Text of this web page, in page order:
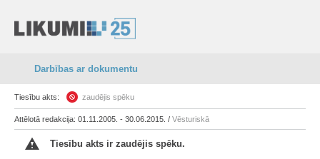
Darbības ar dokumentu
Tiesību akts: zaudējis spēku
Attēlotā redakcija: 01.11.2005. - 30.06.2015. / Vēsturiskā
Tiesību akts ir zaudējis spēku.